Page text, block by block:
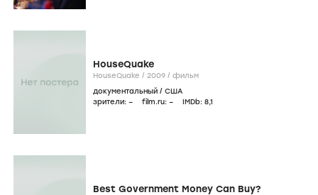
HouseQuake
HouseQuake / 2009 / фильм
документальный / США
зрители: – film.ru: – IMDb: 8,1
Best Government Money Can Buy?